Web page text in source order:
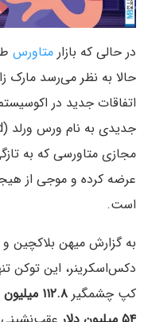
در حالی که بازار متاورس
حالا به نظر می‌رسد مارک
اتفاقات جدید در
مجازی متاورسی که به
عرضه کرده و موجی از
است.
به گزارش میهن
دکس‌اسکرینر، این توکن
کپ چشمگیر ۱۱۲.۸ میلیون دلاری